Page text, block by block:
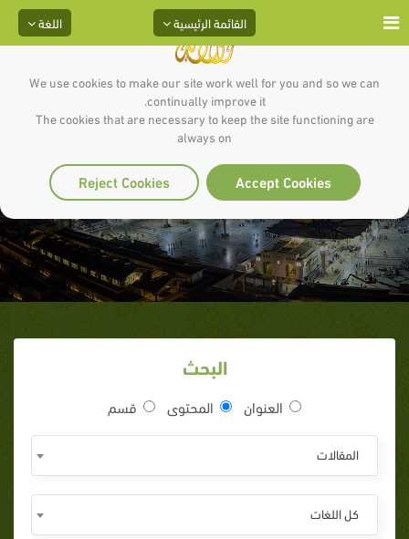
We use cookies to make our site work well for you and so we can
continually improve it.
The cookies that are necessary to keep the site functioning are
always on
Accept Cookies
Reject Cookies
اللغة القائمة الرئيسية
فتمرغت في التراب
البحث
العنوان المحتوى قسم
المقالات
كل اللغات